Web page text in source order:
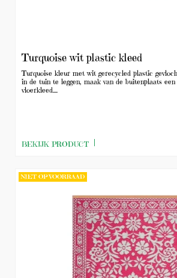
Turquoise wit plastic kleed
Turquoise kleur met wit gerecycled plastic
in de tuin te leggen, maak van de buitenplaats
vloerkleed....
BEKIJK PRODUCT
NIET OP VOORRAAD